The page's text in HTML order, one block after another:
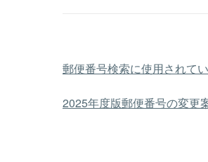
郵便番号検索に使用されて
2025年度版郵便番号の変更